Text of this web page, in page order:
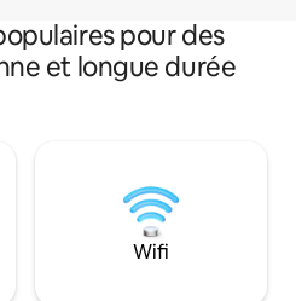
pour des
et longue durée
Wifi